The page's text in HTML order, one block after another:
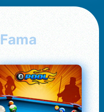
Fama